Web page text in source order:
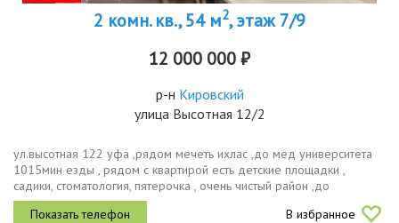
2 комн. кв., 54 м2, этаж 7/9
12 000 000 ₽
р-н Кировский
улица Высотная 12/2
ул.высотная 122 уфа ,рядом мечеть ихлас ,до мед университета
1015мин езды , рядом с квартирой есть детские площадки ,
садики, стоматология, пятерочка , очень чистый район ,до
остановки 5минут, рядом почти мвд институт,
В избранное